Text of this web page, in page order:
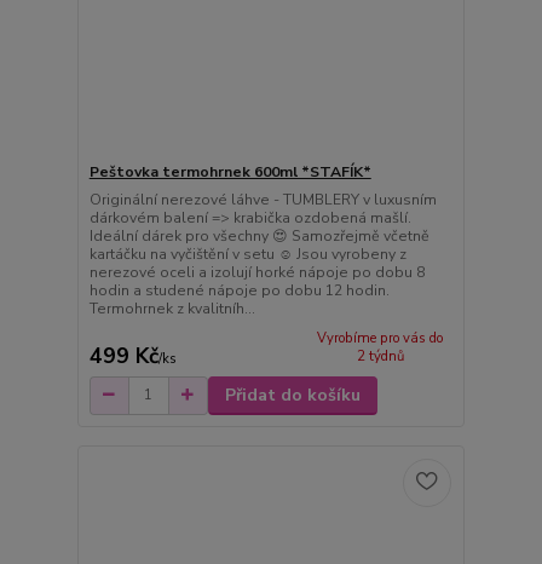
Peštovka termohrnek 600ml *STAFÍK*
Originální nerezové láhve - TUMBLERY v luxusním
dárkovém balení => krabička ozdobená mašlí.
Ideální dárek pro všechny 😍 Samozřejmě včetně
kartáčku na vyčištění v setu ☺️ Jsou vyrobeny z
nerezové oceli a izolují horké nápoje po dobu 8
hodin a studené nápoje po dobu 12 hodin.
Termohrnek z kvalitníh...
499 Kč/ks
Vyrobíme pro vás do
2 týdnů
Přidat do košíku